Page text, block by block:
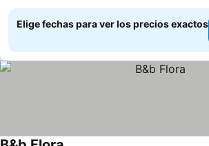
Elige fechas para ver los precios exactos